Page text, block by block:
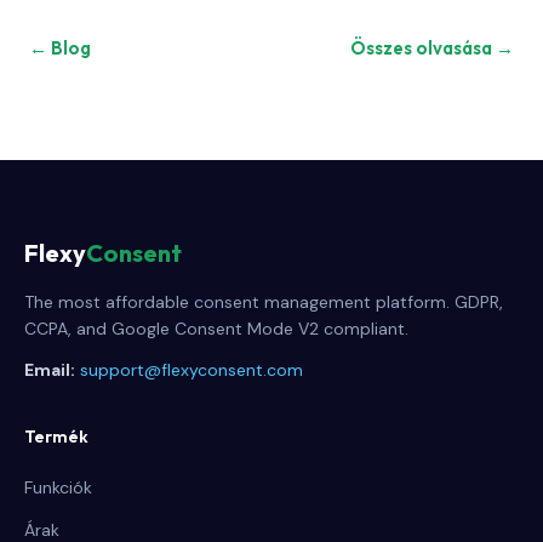
← Blog Összes olvasása →
FlexyConsent
The most affordable consent management platform. GDPR,
CCPA, and Google Consent Mode V2 compliant.
Email: support@flexyconsent.com
Termék
Funkciók
Árak